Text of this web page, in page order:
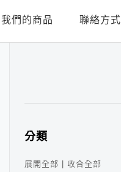
我們的商品 聯絡方式
分類
展開全部
收合全部